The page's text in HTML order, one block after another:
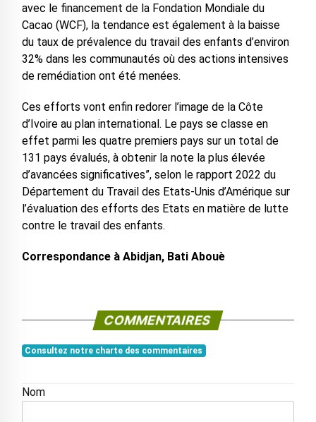
avec le financement de la Fondation Mondiale du
Cacao (WCF), la tendance est également à la baisse
du taux de prévalence du travail des enfants d’environ
32% dans les communautés où des actions intensives
de remédiation ont été menées.
Ces efforts vont enfin redorer l’image de la Côte
d’Ivoire au plan international. Le pays se classe en
effet parmi les quatre premiers pays sur un total de
131 pays évalués, à obtenir la note la plus élevée
d’avancées significatives”, selon le rapport 2022 du
Département du Travail des Etats-Unis d’Amérique sur
l’évaluation des efforts des Etats en matière de lutte
contre le travail des enfants.
Correspondance à Abidjan, Bati Abouè
COMMENTAIRES
Consultez notre charte des commentaires
Nom